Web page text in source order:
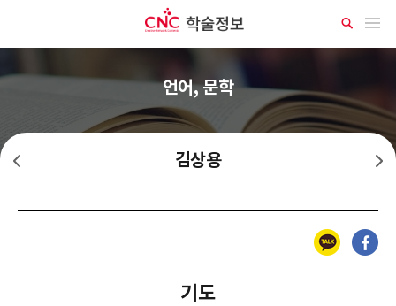
메뉴 열기
상
세
언어, 문학
김상용 김명순
카카오톡 페이스북
기도